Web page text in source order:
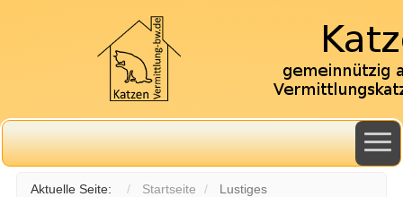
Aktuelle Seite: Startseite Lustiges